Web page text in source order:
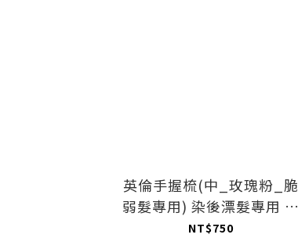
英倫手握梳(中_玫瑰粉_脆
弱髮專用) 染後漂髮專用 細
軟髮 抗濕髮糾結梳 抗毛躁
NT$750